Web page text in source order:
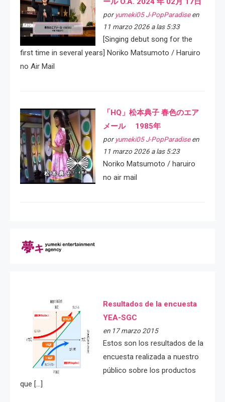
por yumeki05 J-PopParadiseen
11 marzo 2026 a las 5:33
[Singing debut song for the
first time in several years] Noriko Matsumoto / Haruiro
no Air Mail
「HQ」松本典子 春色のエア
メール 1985年
por yumeki05 J-PopParadiseen
11 marzo 2026 a las 5:23
Noriko Matsumoto / haruiro
no air mail
Resultados de la encuesta
YEA-SGC
en 17 marzo 2015
Estos son los resultados de la
encuesta realizada a nuestro
público sobre los productos
que […]